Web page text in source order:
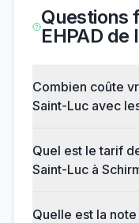
Questions
EHPAD
Combien coûte
Saint-Luc avec
Quel est le tarif
Saint-Luc à
Quelle est la